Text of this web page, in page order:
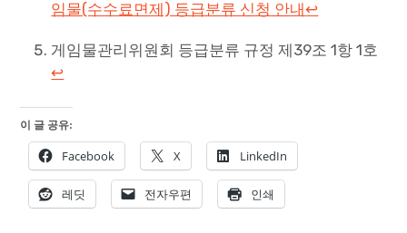
임물(수수료면제) 등급분류 신청 안내↩
게임물관리위원회 등급분류 규정 제39조 1항 1호
↩
이 글 공유:
Facebook X LinkedIn
레딧 전자우편 인쇄